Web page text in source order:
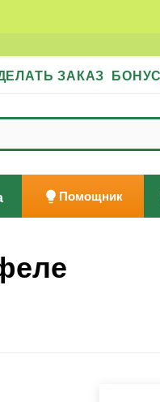
ЗАКАЗ
Помощник